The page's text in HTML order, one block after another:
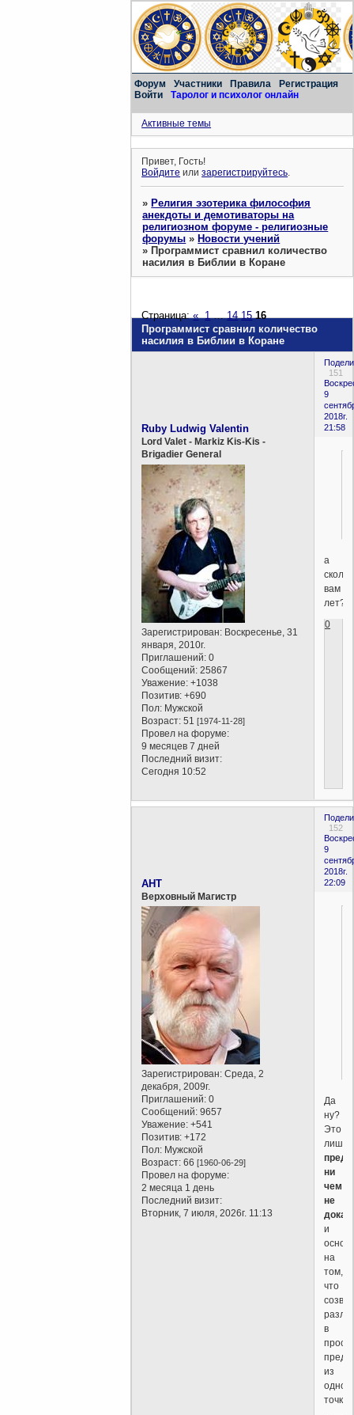
Форум Участники Правила
Регистрация
Войти
Таролог и психолог онлайн
Активные темы
Привет, Гость!
Войдите илизарегистрируйтесь.
»Религия эзотерика философия
анекдоты и демотиваторы на
религиозном форуме - религиозные
форумы »Новости учений
»Программист сравнил количество
насилия в Библии в Коране
Программист сравнил количество
насилия в Библии в Коране
Страница:« 1 … 14 15 16
151
9
2018г.
21:58
Ruby Ludwig Valentin
Lord Valet - Markiz Kis-Kis -
Brigadier General
Зарегистрирован: Воскресенье, 31
января, 2010г.
Приглашений: 0
Сообщений: 25867
Уважение: +1038
Позитив: +690
Пол: Мужской
Возраст: 51[1974-11-28]
Провел на форуме:
9 месяцев 7 дней
Последний визит:
Сегодня 10:52
а
вам
лет?
0
152
9
2018г.
22:09
AHT
Верховный Магистр
Зарегистрирован: Среда, 2
декабря, 2009г.
Приглашений: 0
Сообщений: 9657
Уважение: +541
Позитив: +172
Пол: Мужской
Возраст: 66[1960-06-29]
Провел на форуме:
2 месяца 1 день
Последний визит:
Вторник, 7 июля, 2026г. 11:13
Да
ну?
Это
лишь
ни
чем
не
и
на
том,
что
в
из
одной
точки